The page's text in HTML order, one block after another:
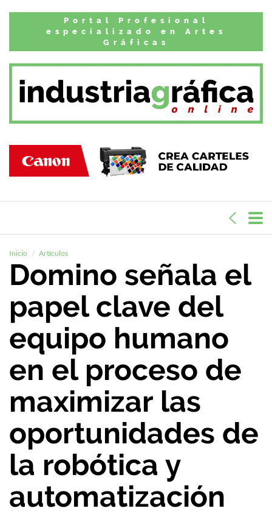
Portal Profesional
especializado en Artes
Gráficas
Inicio Artículos
Domino señala el
papel clave del
equipo humano
en el proceso de
maximizar las
oportunidades de
la robótica y
automatización